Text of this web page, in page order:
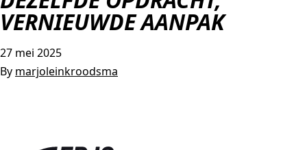
AGAPÈ
ATHLETES IN ACTION
VERNIEUWDE AANPAK
27 mei 2025
By marjoleinkroodsma